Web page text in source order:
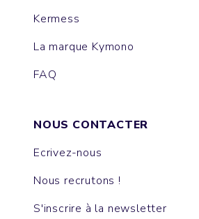
Kermess
La marque Kymono
FAQ
NOUS CONTACTER
Ecrivez-nous
Nous recrutons !
S'inscrire à la newsletter